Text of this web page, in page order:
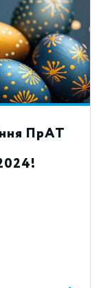
ПрАТ